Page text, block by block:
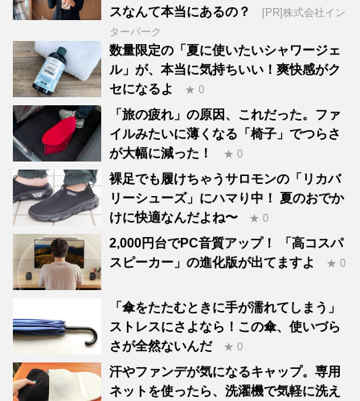
スなんて本当にあるの？
[PR]株式会社イン
ターパーク
数量限定の「夏に使いたいシャワージェ
ル」が、本当に気持ちいい！爽快感がク
セになるよ
★ 0
「旅の疲れ」の原因、これだった。ファ
イルみたいに薄くなる「椅子」でつらさ
が大幅に減った！
★ 0
裸足でも履けちゃうサロモンの「リカバ
リーシューズ」にハマり中！ 夏のおでか
けに快適なんだよね〜
★ 0
2,000円台でPC音質アップ！ 「高コスパ
スピーカー」の進化版が出てますよ
★ 0
「傘をたたむときに手が濡れてしまう」
ストレスにさよなら！この傘、使いづら
さが全然ないんだ
★ 0
汗やファンデが気になるキャップ。専用
ネットを使ったら、洗濯機で気軽に洗え